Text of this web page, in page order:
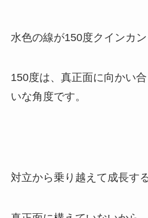
水色の線が150度クインカ
150度は、真正面に向かい
いな角度です。
対立から乗り越えて成長す